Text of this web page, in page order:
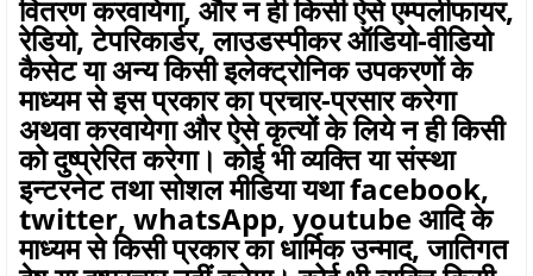
वितरण करवायेगा, और न ही किसी ऐसे एम्पलीफायर,
रेडियो, टेपरिकार्डर, लाउडस्पीकर ऑडियो-वीडियो
कैसेट या अन्य किसी इलेक्ट्रोनिक उपकरणों के
माध्यम से इस प्रकार का प्रचार-प्रसार करेगा
अथवा करवायेगा और ऐसे कृत्यों के लिये न ही किसी
को दुष्प्रेरित करेगा। कोई भी व्यक्ति या संस्था
इन्टरनेट तथा सोशल मीडिया यथा facebook,
twitter, whatsApp, youtube आदि के
माध्यम से किसी प्रकार का धार्मिक उन्माद, जातिगत